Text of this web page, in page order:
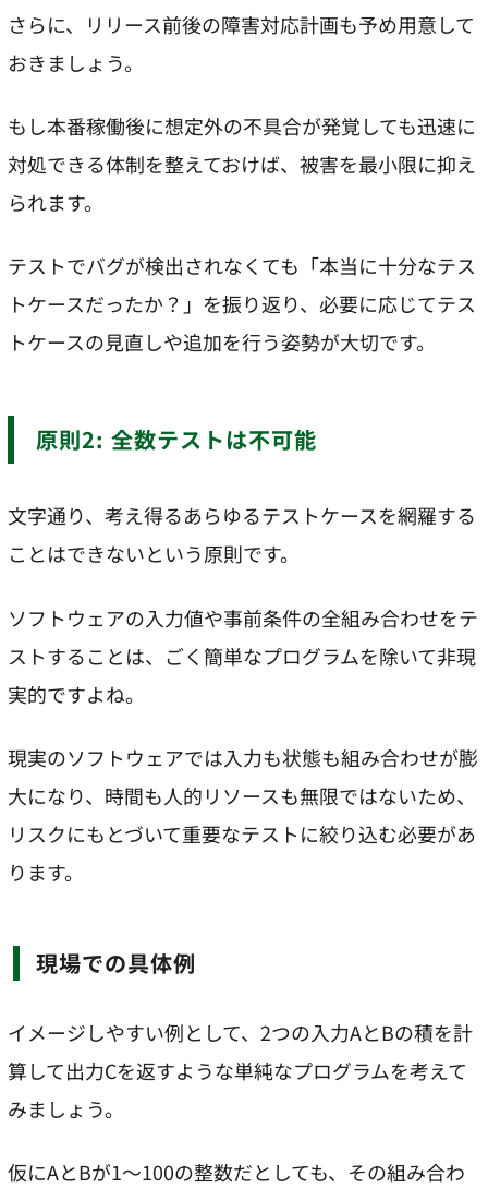
さらに、リリース前後の障害対応計画も予め用意して
おきましょう。
もし本番稼働後に想定外の不具合が発覚しても迅速に
対処できる体制を整えておけば、被害を最小限に抑え
られます。
テストでバグが検出されなくても「本当に十分なテス
トケースだったか？」を振り返り、必要に応じてテス
トケースの見直しや追加を行う姿勢が大切です。
原則2: 全数テストは不可能
文字通り、考え得るあらゆるテストケースを網羅する
ことはできないという原則です。
ソフトウェアの入力値や事前条件の全組み合わせをテ
ストすることは、ごく簡単なプログラムを除いて非現
実的ですよね。
現実のソフトウェアでは入力も状態も組み合わせが膨
大になり、時間も人的リソースも無限ではないため、
リスクにもとづいて重要なテストに絞り込む必要があ
ります。
現場での具体例
イメージしやすい例として、2つの入力AとBの積を計
算して出力Cを返すような単純なプログラムを考えて
みましょう。
仮にAとBが1〜100の整数だとしても、その組み合わ